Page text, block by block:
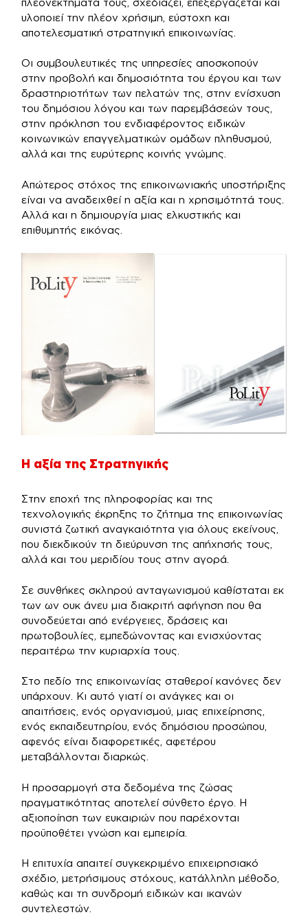
υλοποιεί την πλέον χρήσιμη, εύστοχη και
αποτελεσματική στρατηγική επικοινωνίας.
Οι συμβουλευτικές της υπηρεσίες αποσκοπούν
στην προβολή και δημοσιότητα του έργου και των
δραστηριοτήτων των πελατών της, στην ενίσχυση
του δημόσιου λόγου και των παρεμβάσεών τους,
στην πρόκληση του ενδιαφέροντος ειδικών
κοινωνικών επαγγελματικών ομάδων πληθυσμού,
αλλά και της ευρύτερης κοινής γνώμης.
Απώτερος στόχος της επικοινωνιακής υποστήριξης
είναι να αναδειχθεί η αξία και η χρησιμότητά τους.
Αλλά και η δημιουργία μιας ελκυστικής και
επιθυμητής εικόνας.
Η αξία της Στρατηγικής
Στην εποχή της πληροφορίας και της
τεχνολογικής έκρηξης το ζήτημα της επικοινωνίας
συνιστά ζωτική αναγκαιότητα για όλους εκείνους,
που διεκδικούν τη διεύρυνση της απήχησής τους,
αλλά και του μεριδίου τους στην αγορά.
Σε συνθήκες σκληρού ανταγωνισμού καθίσταται εκ
των ων ουκ άνευ μια διακριτή αφήγηση που θα
συνοδεύεται από ενέργειες, δράσεις και
πρωτοβουλίες, εμπεδώνοντας και ενισχύοντας
περαιτέρω την κυριαρχία τους.
Στο πεδίο της επικοινωνίας σταθεροί κανόνες δεν
υπάρχουν. Κι αυτό γιατί οι ανάγκες και οι
απαιτήσεις, ενός οργανισμού, μιας επιχείρησης,
ενός εκπαιδευτηρίου, ενός δημόσιου προσώπου,
αφενός είναι διαφορετικές, αφετέρου
μεταβάλλονται διαρκώς.
Η προσαρμογή στα δεδομένα της ζώσας
πραγματικότητας αποτελεί σύνθετο έργο. Η
αξιοποίηση των ευκαιριών που παρέχονται
προϋποθέτει γνώση και εμπειρία.
Η επιτυχία απαιτεί συγκεκριμένο επιχειρησιακό
σχέδιο, μετρήσιμους στόχους, κατάλληλη μέθοδο,
καθώς και τη συνδρομή ειδικών και ικανών
συντελεστών.